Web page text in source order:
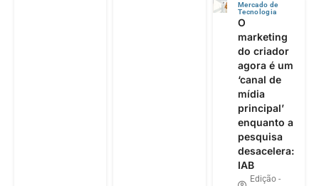
Mercado de
Tecnologia
O
marketing
do criador
agora é um
‘canal de
mídia
principal’
enquanto a
pesquisa
desacelera:
IAB
Edição -